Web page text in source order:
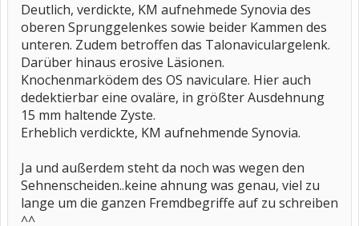
Deutlich, verdickte, KM aufnehmede Synovia des
oberen Sprunggelenkes sowie beider Kammen des
unteren. Zudem betroffen das Talonaviculargelenk.
Darüber hinaus erosive Läsionen.
Knochenmarködem des OS naviculare. Hier auch
dedektierbar eine ovaläre, in größter Ausdehnung
15 mm haltende Zyste.
Erheblich verdickte, KM aufnehmende Synovia.
Ja und außerdem steht da noch was wegen den
Sehnenscheiden..keine ahnung was genau, viel zu
lange um die ganzen Fremdbegriffe auf zu schreiben
^^